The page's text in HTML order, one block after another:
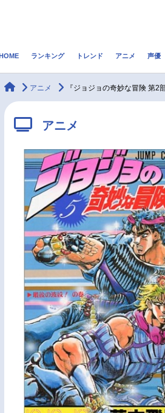
ゲーム・アプリ
最新記事一覧
アニメ記事一覧
声優記事一覧
ランキング トレンド アニメ 声優
animateTimes
アニメ 『ジョジョの奇妙な冒険 第
アニメ